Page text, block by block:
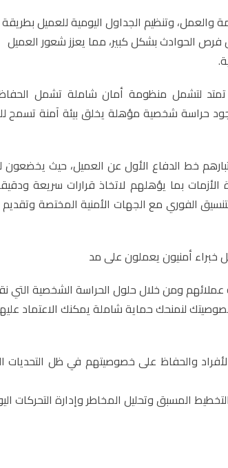
والعمل، وتنظيم الجداول اليومية للعميل
الحوادث بشكل كبير، مما يعزز شعور العميل
تمتد لتشمل منظومة أمان شاملة تشمل
حراسة شخصية مؤهلة يخلق بيئة آمنة تسمح
خط الدفاع الأول عن العميل، حيث يخضعون
الأزمات بما يؤهلهم لاتخاذ قرارات سريعة
الفوري مع الجهات الأمنية المختصة وتقديم
خبراء أمنيون يعملون على مد
ومن خلال حلول الحراسة الشخصية التي
لنمنحك حماية شاملة يمكنك الاعتماد
والحفاظ على خصوصيتهم في ظل التحديات
المسبق وتحليل المخاطر وإدارة التحركات